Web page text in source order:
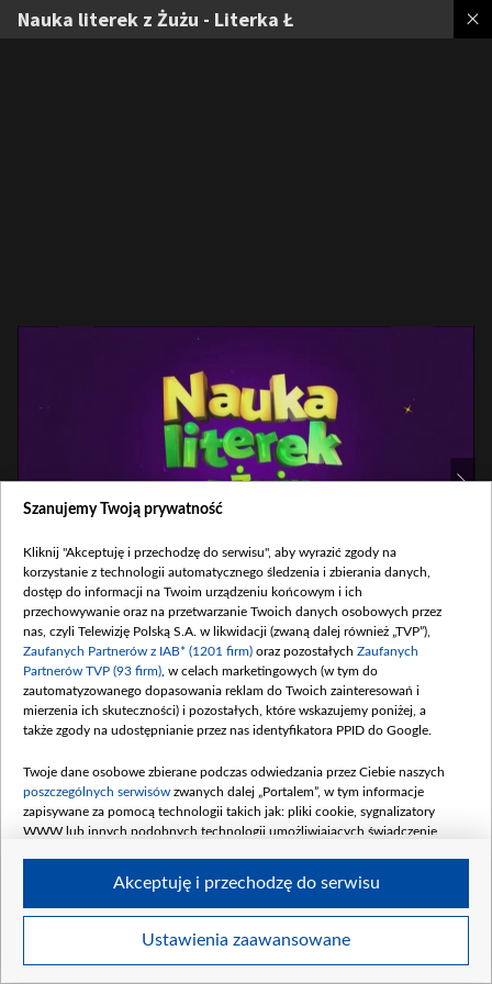
Nauka literek z Żużu - Literka Ł
Nauka literek z Żużu - Literka Ł
1
Szczegóły
Szanujemy Twoją prywatność
Kliknij "Akceptuję i przechodzę do serwisu", aby wyrazić zgody na
korzystanie z technologii automatycznego śledzenia i zbierania danych,
dostęp do informacji na Twoim urządzeniu końcowym i ich
przechowywanie oraz na przetwarzanie Twoich danych osobowych przez
nas, czyli Telewizję Polską S.A. w likwidacji (zwaną dalej również „TVP”),
Zaufanych Partnerów z IAB* (1201 firm) oraz pozostałych Zaufanych
Partnerów TVP (93 firm) , w celach marketingowych (w tym do
zautomatyzowanego dopasowania reklam do Twoich zainteresowań i
mierzenia ich skuteczności) i pozostałych, które wskazujemy poniżej, a
także zgody na udostępnianie przez nas identyfikatora PPID do Google.
Twoje dane osobowe zbierane podczas odwiedzania przez Ciebie naszych
poszczególnych serwisów zwanych dalej „Portalem”, w tym informacje
zapisywane za pomocą technologii takich jak: pliki cookie, sygnalizatory
WWW lub innych podobnych technologii umożliwiających świadczenie
Twoje dane osobowe zbierane podczas odwiedzania przez Ciebie
Ustawienia zaawansowane
Akceptuję i przechodzę do serwisu